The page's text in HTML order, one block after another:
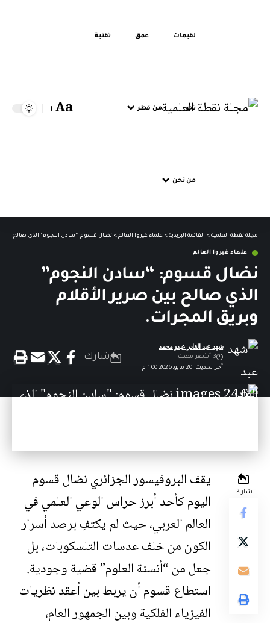
لقيمات عمق تقنية
تحر من قطر
من نحن
Aa
مجلة نقطة العلمية > القائمة البريدية > علماء غيروا العالم > نضال قسوم: “سادن النجوم” الذي صالح بين
علماء غيروا العالم
نضال قسوم: “سادن النجوم”
الذي صالح بين صرير الأقلام
وبريق المجرات.
آخر تحديث: 20 مايو,2026 1:00 م
شهد عبد القادر عبدو محمد
3 أشهر مضت شارك
شارك
يقف البروفيسور الجزائري نضال قسوم
اليوم كأحد أبرز حراس الوعي العلمي في
العالم العربي، حيث لم يكتفِ برصد أسرار
الكون من خلف عدسات التلسكوبات، بل
جعل من “أنسنة العلوم” قضية وجودية.
استطاع قسوم أن يربط بين أعقد نظريات
الفيزياء الفلكية وبين الجمهور العام،